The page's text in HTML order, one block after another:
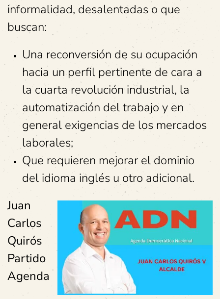
informalidad, desalentadas o que
buscan:
Una reconversión de su ocupación
hacia un perfil pertinente de cara a
la cuarta revolución industrial, la
automatización del trabajo y en
general exigencias de los mercados
laborales;
Que requieren mejorar el dominio
del idioma inglés u otro adicional.
Juan
Carlos
Quirós
Partido
Agenda